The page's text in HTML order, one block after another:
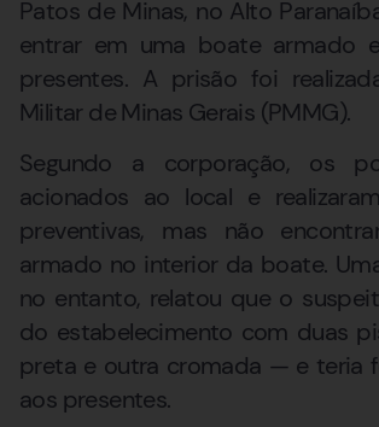
Patos de Minas, no Alto
entrar em uma boate armado
presentes. A prisão foi
Militar de Minas Gerais (PMMG).
Segundo a corporação, os
acionados ao local e
preventivas, mas não
armado no interior da boate.
no entanto, relatou que o
do estabelecimento com duas
preta e outra cromada — e teria
aos presentes.